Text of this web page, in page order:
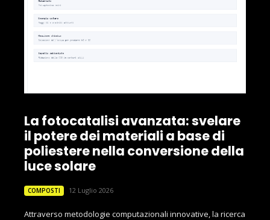
La fotocatalisi avanzata: svelare
il potere dei materiali a base di
poliestere nella conversione della
luce solare
COMPOSTI 12 Luglio 2026
Attraverso metodologie computazionali innovative, la ricerca